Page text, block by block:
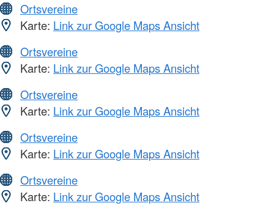
Ortsvereine
Karte: Link zur Google Maps Ansicht
Ortsvereine
Karte: Link zur Google Maps Ansicht
Ortsvereine
Karte: Link zur Google Maps Ansicht
Ortsvereine
Karte: Link zur Google Maps Ansicht
Ortsvereine
Karte: Link zur Google Maps Ansicht